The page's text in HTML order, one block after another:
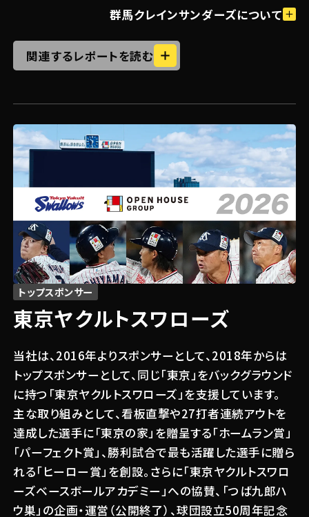
群馬クレインサンダーズについて
関連するレポートを読む
援メシ」スペシャルトークショー
トップスポンサー
東京ヤクルトスワローズ
当社は、2016年よりスポンサーとして、2018年からは
トップスポンサーとして、同じ「東京」をバックグラウンド
に持つ「東京ヤクルトスワローズ」を支援しています。
主な取り組みとして、看板直撃や27打者連続アウトを
達成した選手に「東京の家」を贈呈する「ホームラン賞」
「パーフェクト賞」、勝利試合で最も活躍した選手に贈ら
れる「ヒーロー賞」を創設。さらに「東京ヤクルトスワロ
ーズベースボールアカデミー」への協賛、「つば九郎ハ
ウ巣」の企画・運営（公開終了）、球団設立50周年記念
関連する記事
#キャンペーン
2026.03.09
【協賛10周年記念】東京ヤクルトスワロ